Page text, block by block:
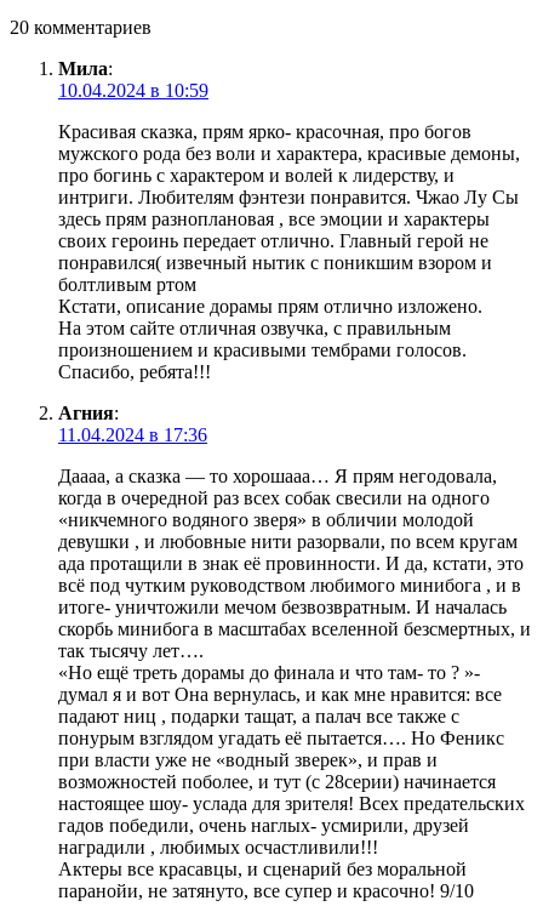
20 комментариев
Мила:
10.04.2024 в 10:59
Красивая сказка, прям ярко- красочная, про богов
мужского рода без воли и характера, красивые демоны,
про богинь с характером и волей к лидерству, и
интриги. Любителям фэнтези понравится. Чжао Лу Сы
здесь прям разноплановая , все эмоции и характеры
своих героинь передает отлично. Главный герой не
понравился( извечный нытик с поникшим взором и
болтливым ртом
Кстати, описание дорамы прям отлично изложено.
На этом сайте отличная озвучка, с правильным
произношением и красивыми тембрами голосов.
Спасибо, ребята!!!
Агния:
11.04.2024 в 17:36
Даааа, а сказка — то хорошааа… Я прям негодовала,
когда в очередной раз всех собак свесили на одного
«никчемного водяного зверя» в обличии молодой
девушки , и любовные нити разорвали, по всем кругам
ада протащили в знак её провинности. И да, кстати, это
всё под чутким руководством любимого минибога , и в
итоге- уничтожили мечом безвозвратным. И началась
скорбь минибога в масштабах вселенной безсмертных, и
так тысячу лет….
«Но ещё треть дорамы до финала и что там- то ? »-
думал я и вот Она вернулась, и как мне нравится: все
падают ниц , подарки тащат, а палач все также с
понурым взглядом угадать её пытается…. Но Феникс
при власти уже не «водный зверек», и прав и
возможностей поболее, и тут (с 28серии) начинается
настоящее шоу- услада для зрителя! Всех предательских
гадов победили, очень наглых- усмирили, друзей
наградили , любимых осчастливили!!!
Актеры все красавцы, и сценарий без моральной
паранойи, не затянуто, все супер и красочно! 9/10